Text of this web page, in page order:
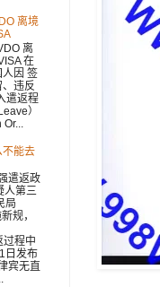
离境
离
在
因 签
违反
遣返程
）
Or...
不能去
遣返政
人第三
局
规，
过程中
日发布
宾无直